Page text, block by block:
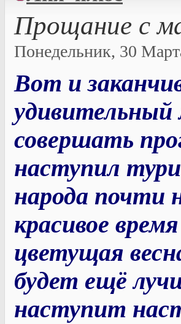
Прощание с
Понедельник, 30
Вот и
удивительный
совершать
наступил
народа почти
красивое
цветущая
будет ещё
наступит